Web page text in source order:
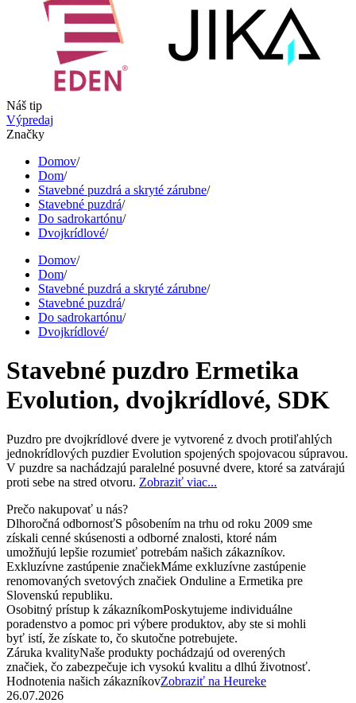
Náš tip
Výpredaj
Značky
Domov/
Dom/
Stavebné puzdrá a skryté zárubne/
Stavebné puzdrá/
Do sadrokartónu/
Dvojkrídlové/
Domov/
Dom/
Stavebné puzdrá a skryté zárubne/
Stavebné puzdrá/
Do sadrokartónu/
Dvojkrídlové/
Stavebné puzdro Ermetika
Evolution, dvojkrídlové, SDK
Puzdro pre dvojkrídlové dvere je vytvorené z dvoch protiľahlých
jednokrídlových puzdier Evolution spojených spojovacou súpravou.
V puzdre sa nachádzajú paralelné posuvné dvere, ktoré sa zatvárajú
proti sebe na stred otvoru. Zobraziť viac...
Prečo nakupovať u nás?
Dlhoročná odbornosťS pôsobením na trhu od roku 2009 sme
získali cenné skúsenosti a odborné znalosti, ktoré nám
umožňujú lepšie rozumieť potrebám našich zákazníkov.
Exkluzívne zastúpenie značiekMáme exkluzívne zastúpenie
renomovaných svetových značiek Onduline a Ermetika pre
Slovenskú republiku.
Osobitný prístup k zákazníkomPoskytujeme individuálne
poradenstvo a pomoc pri výbere produktov, aby ste si mohli
byť istí, že získate to, čo skutočne potrebujete.
Záruka kvalityNaše produkty pochádzajú od overených
značiek, čo zabezpečuje ich vysokú kvalitu a dlhú životnosť.
Hodnotenia našich zákazníkovZobraziť na Heureke
26.07.2026